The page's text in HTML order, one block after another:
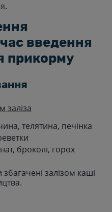
час введення
прикорму
заліза
телятина, печінка
броколі, горох
залізом каші